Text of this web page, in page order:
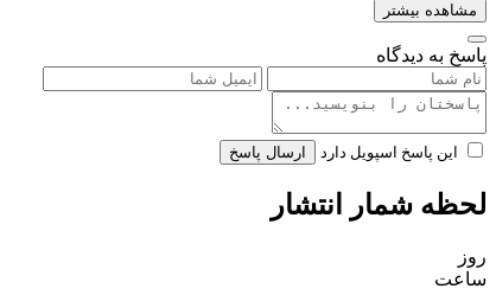
مشاهده بیشتر
پاسخ به دیدگاه
این پاسخ اسپویل دارد ارسال پاسخ
لحظه شمار انتشار
روز
ساعت